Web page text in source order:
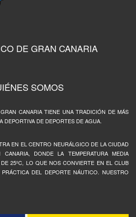
DE GRAN CANARIA
SOMOS
CANARIA TIENE UNA TRADICIÓN DE MÁS
DEPORTIVA DE DEPORTES DE AGUA.
EN EL CENTRO NEURÁLGICO DE LA CIUDAD
DONDE LA TEMPERATURA MEDIA
25ºC, LO QUE NOS CONVIERTE EN EL CLUB
DEL DEPORTE NÁUTICO. NUESTRO